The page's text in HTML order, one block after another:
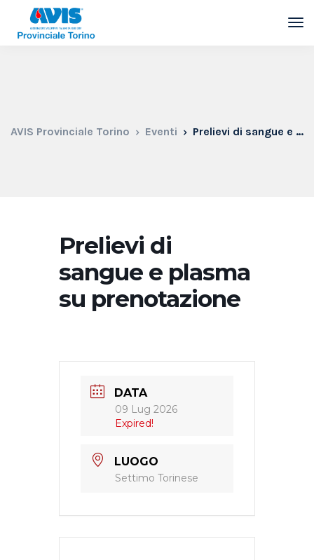
AVIS Provinciale Torino Eventi Prelievi di sangue e plasma su prenotazione
Prelievi di
sangue e plasma
su prenotazione
DATA
09 Lug 2026
Expired!
LUOGO
Settimo Torinese